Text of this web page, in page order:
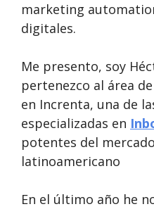
marketing
digitales.
Me presento, soy
pertenezco al área
en Increnta, una de
especializadas en
potentes del
latinoamericano
En el último año he